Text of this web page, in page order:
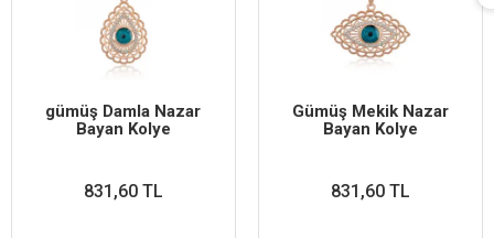
​gümüş Damla Nazar
Bayan Kolye
831,60 TL
Gümüş Mekik Nazar
Bayan Kolye
831,60 TL